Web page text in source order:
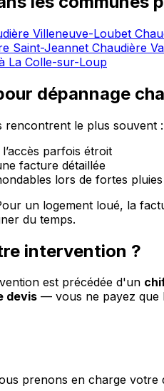
Villeneuve-Loubet
Saint-Jeannet Chaudière
La Colle-sur-Loup
dépannage
rencontrent le plus souvent :
parfois étroit
facture détaillée
lors de fortes pluies
un logement loué, la
du temps.
intervention ?
est précédée d'un
devis — vous ne payez que
prenons en charge